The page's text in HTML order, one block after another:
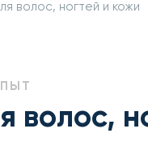
волос, ногтей и кожи
волос,